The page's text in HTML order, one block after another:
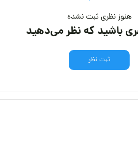
هنوز نظری ثبت نشده
باشید که نظر می‌دهید
ثبت نظر